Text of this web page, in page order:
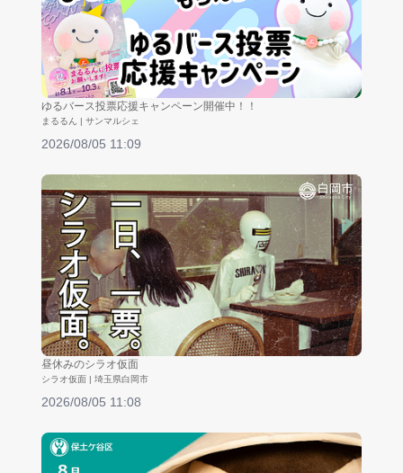
ゆるバース投票応援キャンペーン開催中！！
まるるん | サンマルシェ
2026/08/05 11:09
昼休みのシラオ仮面
シラオ仮面 | 埼玉県白岡市
2026/08/05 11:08